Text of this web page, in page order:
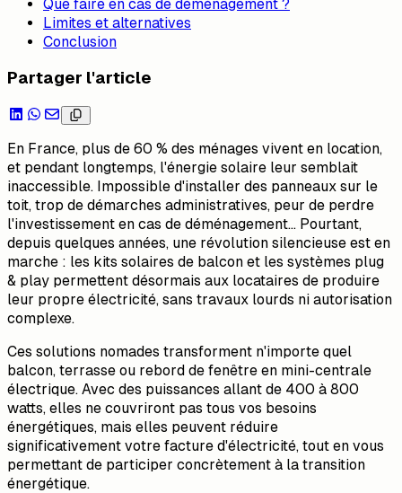
Que faire en cas de déménagement ?
Limites et alternatives
Conclusion
Partager l'article
En France, plus de 60 % des ménages vivent en location,
et pendant longtemps, l'énergie solaire leur semblait
inaccessible. Impossible d'installer des panneaux sur le
toit, trop de démarches administratives, peur de perdre
l'investissement en cas de déménagement… Pourtant,
depuis quelques années, une révolution silencieuse est en
marche : les kits solaires de balcon et les systèmes plug
& play permettent désormais aux locataires de produire
leur propre électricité, sans travaux lourds ni autorisation
complexe.
Ces solutions nomades transforment n'importe quel
balcon, terrasse ou rebord de fenêtre en mini-centrale
électrique. Avec des puissances allant de 400 à 800
watts, elles ne couvriront pas tous vos besoins
énergétiques, mais elles peuvent réduire
significativement votre facture d'électricité, tout en vous
permettant de participer concrètement à la transition
énergétique.